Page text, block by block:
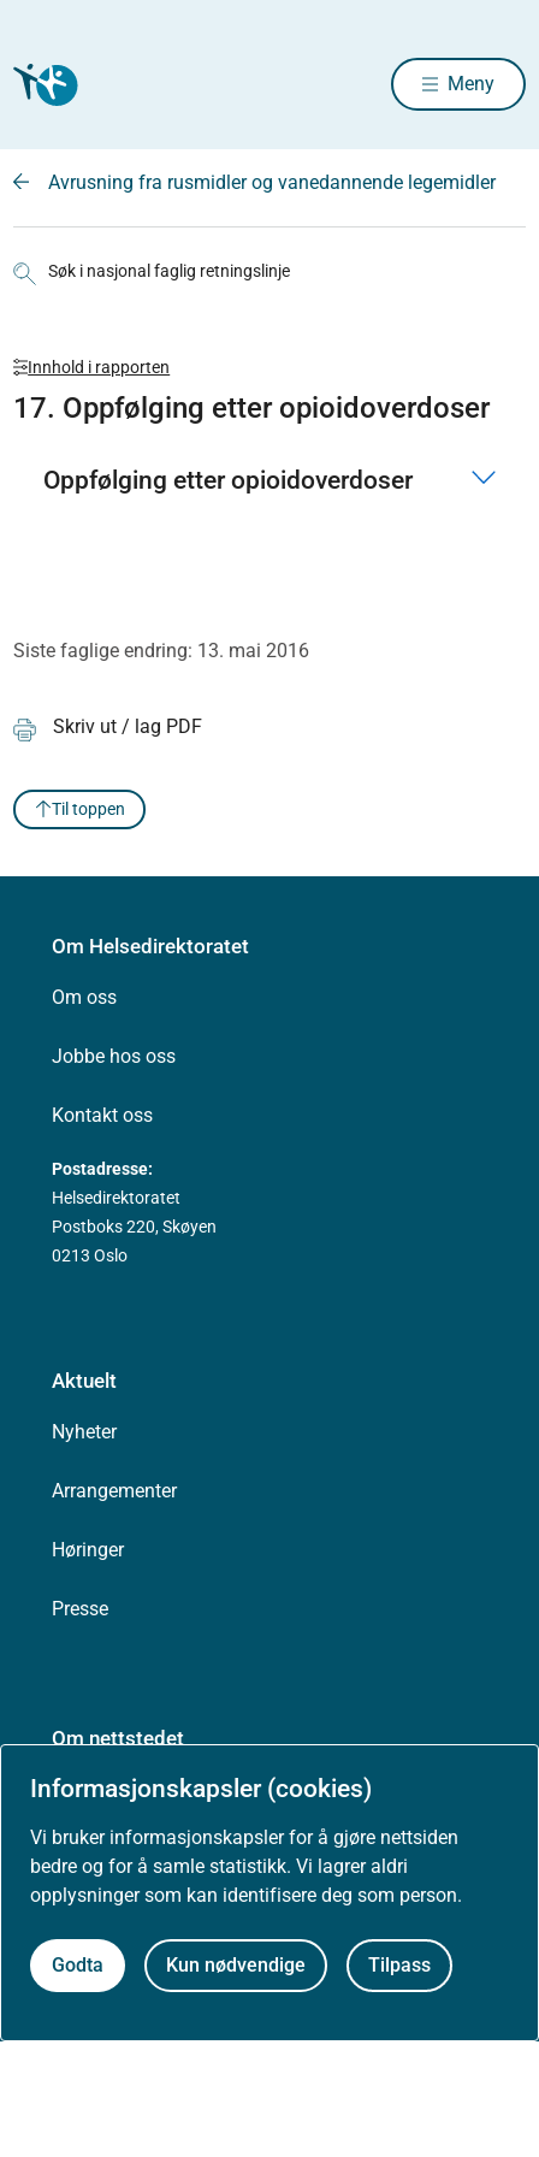
Informasjonskapsler (cookies)
Vi bruker informasjonskapsler for å gjøre nettsiden
bedre og for å samle statistikk. Vi lagrer aldri
opplysninger som kan identifisere deg som person.
Godta Kun nødvendige Tilpass
Meny
Avrusning fra rusmidler og vanedannende legemidler
Søk i nasjonal faglig retningslinje
Innhold i rapporten
17. Oppfølging etter opioidoverdoser
Oppfølging etter opioidoverdoser
Siste faglige endring: 13. mai 2016
Skriv ut / lag PDF
Til toppen
Om Helsedirektoratet
Om oss
Jobbe hos oss
Kontakt oss
Postadresse:
Helsedirektoratet
Postboks 220, Skøyen
0213 Oslo
Aktuelt
Nyheter
Arrangementer
Høringer
Presse
Om nettstedet
Personvernerklæring
Tilgjengelighetserklæring (uustatus.no)
Besøksstatistikk og informasjonskapsler
Nyhetsvarsel og abonnement